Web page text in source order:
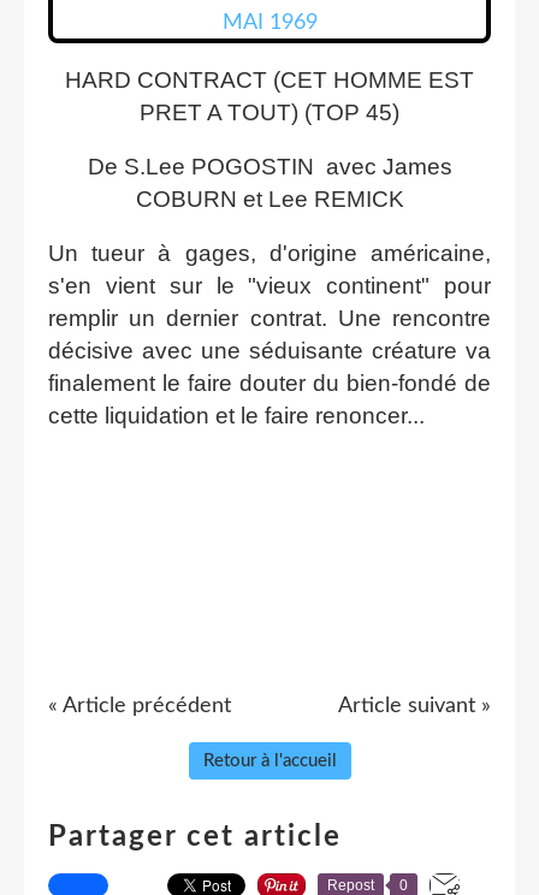
HARD CONTRACT (CET HOMME EST
PRET A TOUT) (TOP 45)
De S.Lee POGOSTIN avec James
COBURN et Lee REMICK
Un tueur à gages, d'origine américaine,
s'en vient sur le "vieux continent" pour
remplir un dernier contrat. Une rencontre
décisive avec une séduisante créature va
finalement le faire douter du bien-fondé de
cette liquidation et le faire renoncer...
« Article précédent Article suivant »
Retour à l'accueil
Partager cet article
Repost 0